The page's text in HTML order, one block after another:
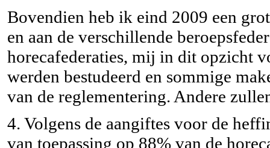
Bovendien heb ik eind 2009 een
en aan de verschillende
horecafederaties, mij in dit opzicht
werden bestudeerd en sommige
van de reglementering. Andere
4. Volgens de aangiftes voor de
van toepassing op 88% van de